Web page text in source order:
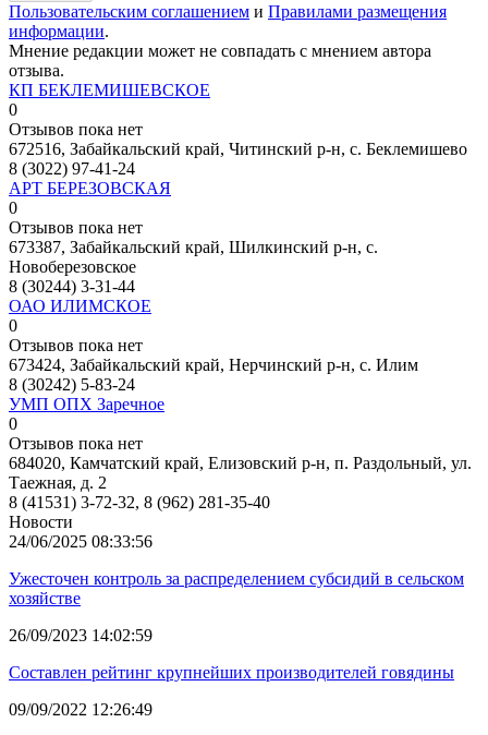
Пользовательским соглашением и Правилами размещения
информации.
Мнение редакции может не совпадать с мнением автора
отзыва.
КП БЕКЛЕМИШЕВСКОЕ
0
Отзывов пока нет
672516, Забайкальский край, Читинский р-н, с. Беклемишево
8 (3022) 97-41-24
АРТ БЕРЕЗОВСКАЯ
0
Отзывов пока нет
673387, Забайкальский край, Шилкинский р-н, с.
Новоберезовское
8 (30244) 3-31-44
ОАО ИЛИМСКОЕ
0
Отзывов пока нет
673424, Забайкальский край, Нерчинский р-н, с. Илим
8 (30242) 5-83-24
УМП ОПХ Заречное
0
Отзывов пока нет
684020, Камчатский край, Елизовский р-н, п. Раздольный, ул.
Таежная, д. 2
8 (41531) 3-72-32, 8 (962) 281-35-40
Новости
24/06/2025 08:33:56
Ужесточен контроль за распределением субсидий в сельском
хозяйстве
26/09/2023 14:02:59
Составлен рейтинг крупнейших производителей говядины
09/09/2022 12:26:49